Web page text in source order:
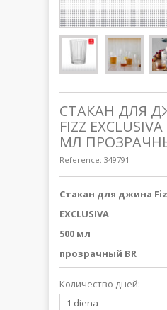
СТАКАН ДЛЯ
FIZZ
МЛ
Reference: 349791
Стакан для джина
EXCLUSIVA
500 мл
прозрачный BR
Количество дней:
1 diena